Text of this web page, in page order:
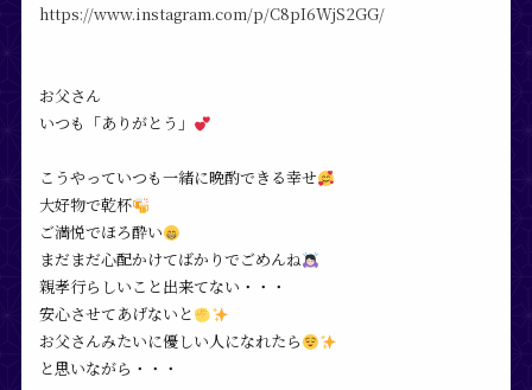
https://www.instagram.com/p/C8pI6WjS2GG/
お父さん
いつも「ありがとう」
こうやっていつも一緒に晩酌できる幸せ
大好物で乾杯
ご満悦でほろ酔い
まだまだ心配かけてばかりでごめんね
親孝行らしいこと出来てない・・・
安心させてあげないと
お父さんみたいに優しい人になれたら
と思いながら・・・